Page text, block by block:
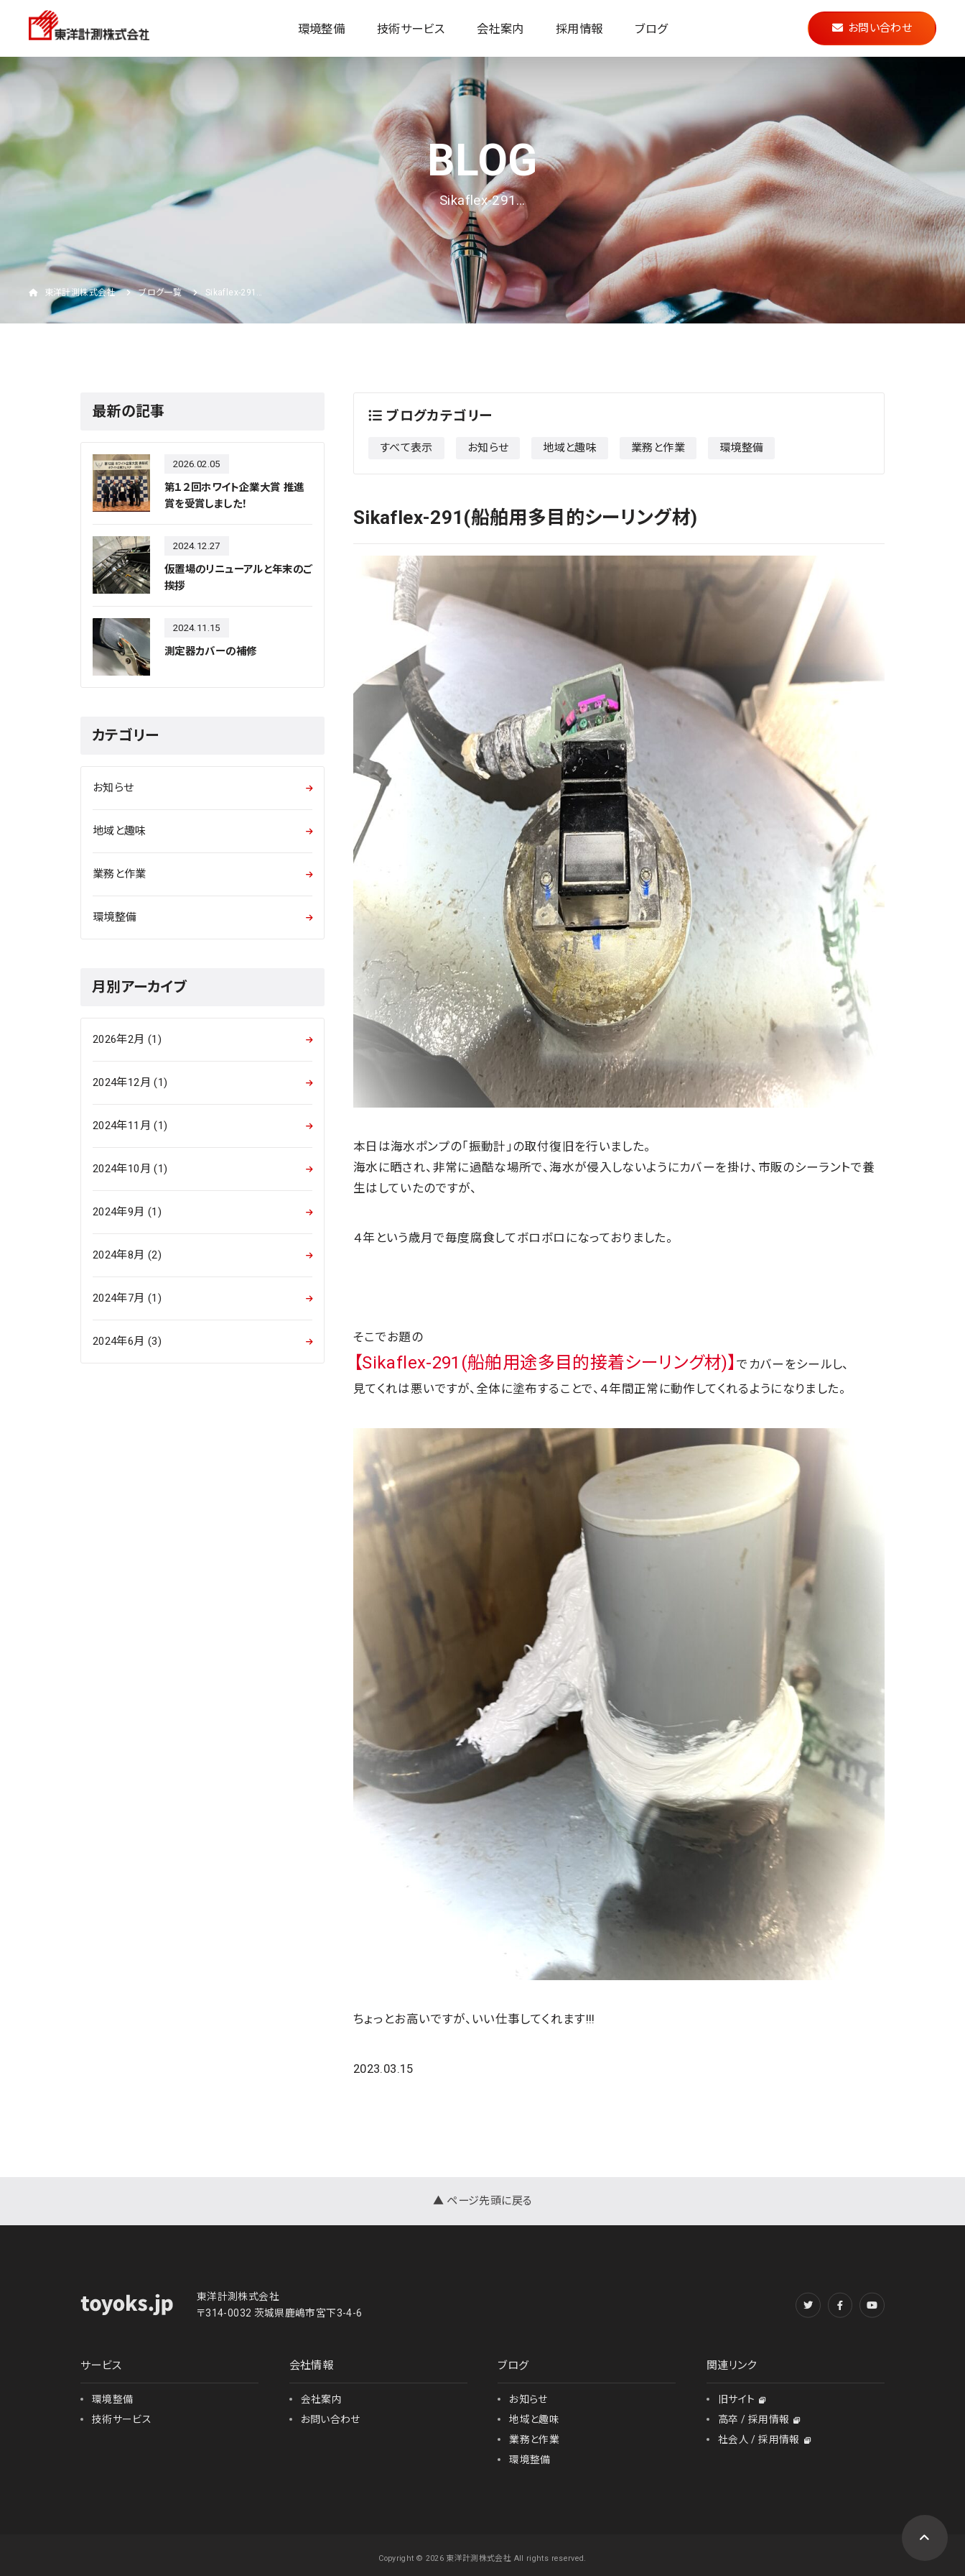
環境整備 技術サービス 会社案内 採用情報
社会人 / 採用情報
ブログ お問い合わせ
Sikaflex-291…
東洋計測株式会社 ブログ一覧 Sikaflex-291…
ブログカテゴリー
すべて表示 お知らせ 地域と趣味 業務と作業 環境整備
Sikaflex-291(船舶用多目的シーリング材)
本日は海水ポンプの「振動計」の取付復旧を行いました。
海水に晒され、非常に過酷な場所で、海水が侵入しないようにカバーを掛け、市販のシーラントで養
生はしていたのですが、
４年という歳月で毎度腐食してボロボロになっておりました。
そこでお題の
【Sikaflex-291(船舶用途多目的接着シーリング材)】でカバーをシールし、
見てくれは悪いですが、全体に塗布することで、４年間正常に動作してくれるようになりました。
ちょっとお高いですが、いい仕事してくれます!!!
2023.03.15
最新の記事
2026.02.05
第１２回ホワイト企業大賞 推進
賞を受賞しました！
2024.12.27
仮置場のリニューアルと年末のご
挨拶
2024.11.15
測定器カバーの補修
カテゴリー
お知らせ
地域と趣味
業務と作業
環境整備
月別アーカイブ
2026年2月 (1)
2024年12月 (1)
2024年11月 (1)
2024年10月 (1)
2024年9月 (1)
2024年8月 (2)
2024年7月 (1)
2024年6月 (3)
▲ ページ先頭に戻る
東洋計測株式会社
〒314-0032 茨城県鹿嶋市宮下3-4-6
サービス
環境整備
技術サービス
会社情報
会社案内
お問い合わせ
ブログ
お知らせ
地域と趣味
業務と作業
環境整備
関連リンク
旧サイト
高卒 / 採用情報
社会人 / 採用情報
Copyright © 2026 東洋計測株式会社 All rights reserved.